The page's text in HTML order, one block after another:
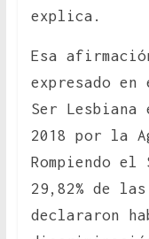
explica.
Esa
expresado
Ser
2018 por la
Rompiendo
29,82% de
declararon